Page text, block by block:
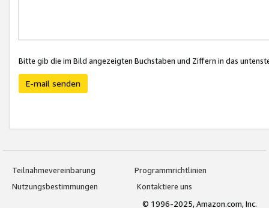
Bitte gib die im Bild angezeigten Buchstaben und Ziffern in das
E-mail senden
Teilnahmevereinbarung
Programmrichtlinien
Nutzungsbestimmungen
Kontaktiere uns
© 1996-2025, Amazon.com, Inc.